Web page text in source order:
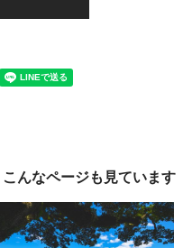
んなページも見ています